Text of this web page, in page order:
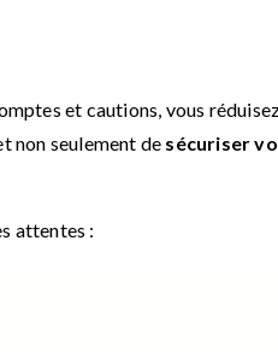
et cautions, vous
non seulement de sécuriser
attentes :